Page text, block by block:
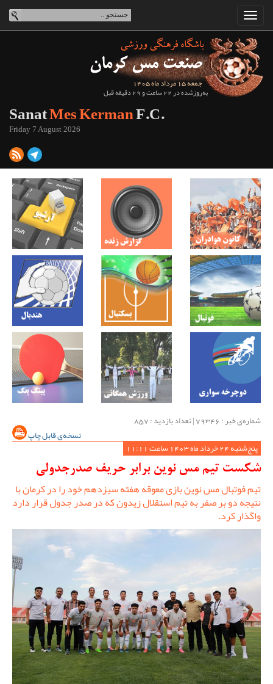
جمعه 15 مرداد ماه 1405
به‌روزشده در 22 ساعت و 29 دقیقه قبل
SanatMes KermanF.C.
Friday 7 August 2026
شماره‌ی خبر : ‌79346 | تعداد بازدید : 857
نسخه‌ی قابل چاپ
پنج‌شنبه 24 خرداد ماه 1403 ساعت 11:11
شکست تیم مس نوین برابر حریف صدرجدولی
تیم فوتبال مس نوین بازی معوقه هفته سیزدهم خود را در کرمان با
نتیجه دو بر صفر به تیم استقلال زیدون که در صدر جدول قرار دارد
واگذار کرد.